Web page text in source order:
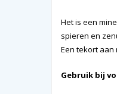
Het is een
spieren en
Een tekort aan
Gebruik bij